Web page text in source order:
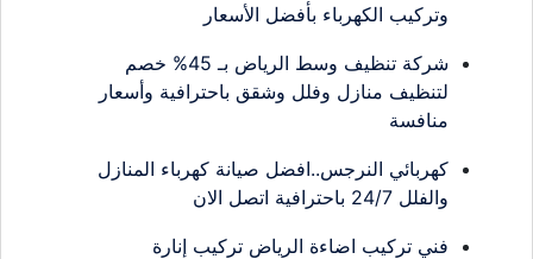
وتركيب الكهرباء بأفضل الأسعار
شركة تنظيف وسط الرياض بـ 45% خصم
لتنظيف منازل وفلل وشقق باحترافية وأسعار
منافسة
كهربائي النرجس..افضل صيانة كهرباء المنازل
والفلل 24/7 باحترافية اتصل الان
فني تركيب اضاءة الرياض تركيب إنارة